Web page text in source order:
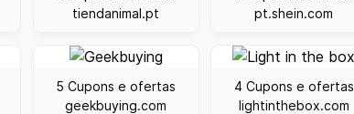
tiendanimal.pt
pt.shein.com
5 Cupons e ofertas
geekbuying.com
4 Cupons e ofertas
lightinthebox.com